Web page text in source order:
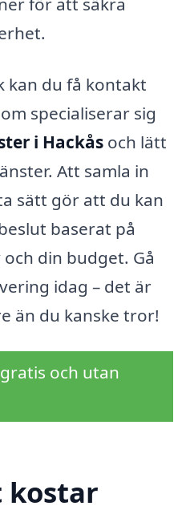
kan du få kontakt
specialiserar sig
i Hackås och lätt
Att samla in
sätt gör att du kan
baserat på
din budget. Gå
idag – det är
än du kanske tror!
och utan
kostar